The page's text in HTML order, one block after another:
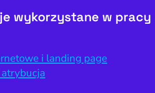
wykorzystane w pracy
i landing page